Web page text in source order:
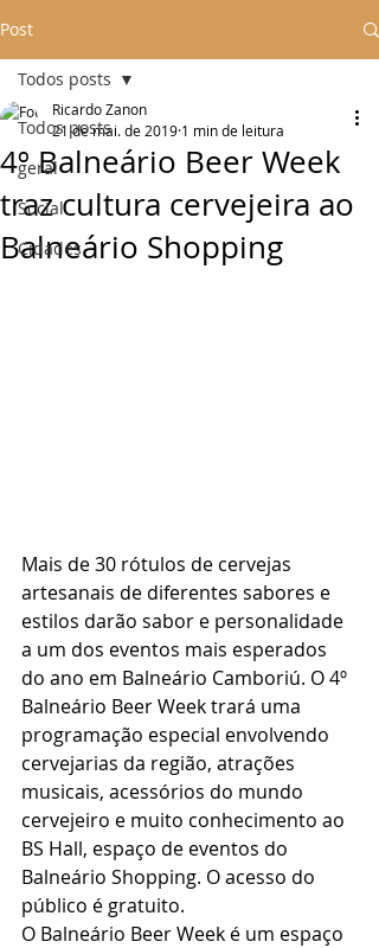
Post
Todos posts
geral
Social
Cidades
Todos posts
4º Balneário Beer Week
traz cultura cervejeira ao
Balneário Shopping
Ricardo Zanon
21 de mai. de 2019 1 min de leitura
Mais de 30 rótulos de cervejas
artesanais de diferentes sabores e
estilos darão sabor e personalidade
a um dos eventos mais esperados
do ano em Balneário Camboriú. O 4º
Balneário Beer Week trará uma
programação especial envolvendo
cervejarias da região, atrações
musicais, acessórios do mundo
cervejeiro e muito conhecimento ao
BS Hall, espaço de eventos do
Balneário Shopping. O acesso do
público é gratuito.
O Balneário Beer Week é um espaço